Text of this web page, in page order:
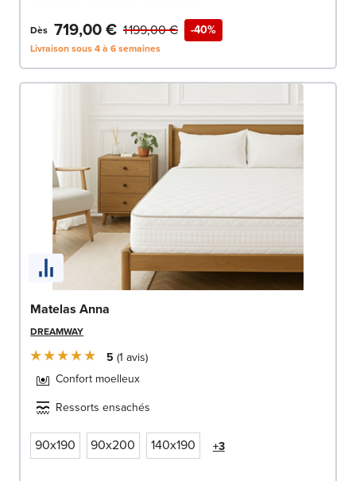
Dès 719,00 € -40%
1 199,00 €
Livraison sous 4 à 6 semaines
Matelas Anna
DREAMWAY
5 1 avis
Confort moelleux
Ressorts ensachés
90x190 90x200 140x190 +3